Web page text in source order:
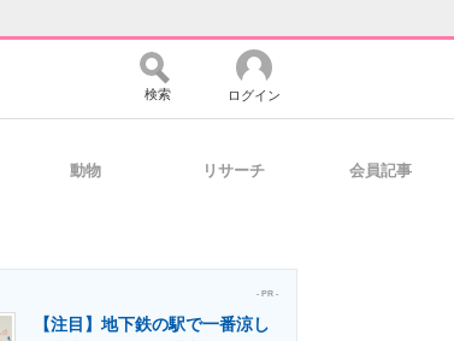
マーケ×ITの今がよく分かる
検索 ログイン
動物 リサーチ 会員記事
- PR -
【注目】地下鉄の駅で一番涼し